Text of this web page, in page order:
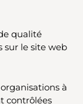
qualité
sur le site web
à
contrôlées